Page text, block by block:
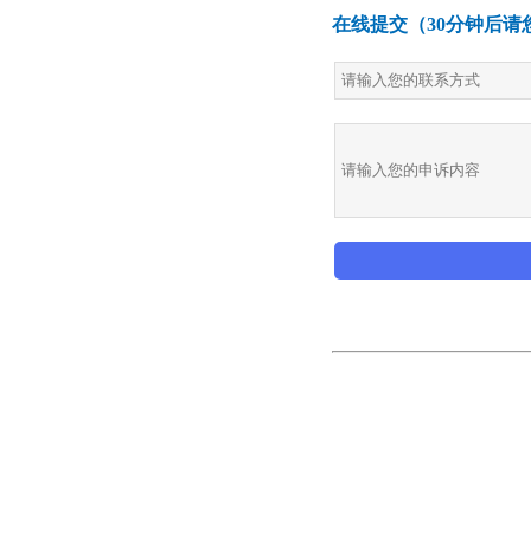
在线提交（30分钟后请